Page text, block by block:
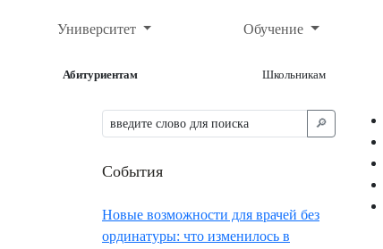
Университет Обучение
Абитуриентам Школьникам
🔎︎
События
Новые возможности для врачей без
ординатуры: что изменилось в